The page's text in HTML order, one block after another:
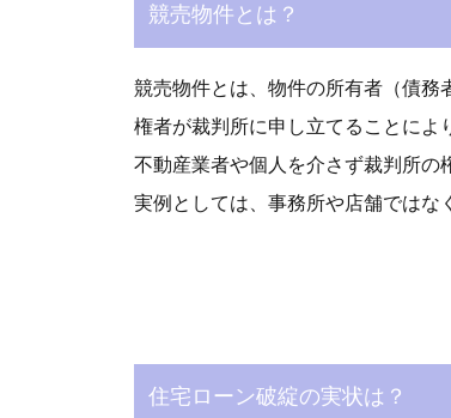
競売物件とは？
競売物件とは、物件の所有者（債務
権者が裁判所に申し立てることによ
不動産業者や個人を介さず裁判所の
実例としては、事務所や店舗ではな
住宅ローン破綻の実状は？